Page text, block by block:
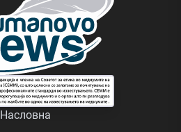
Насловна